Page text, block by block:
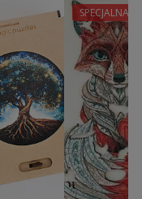
SPECJALNA